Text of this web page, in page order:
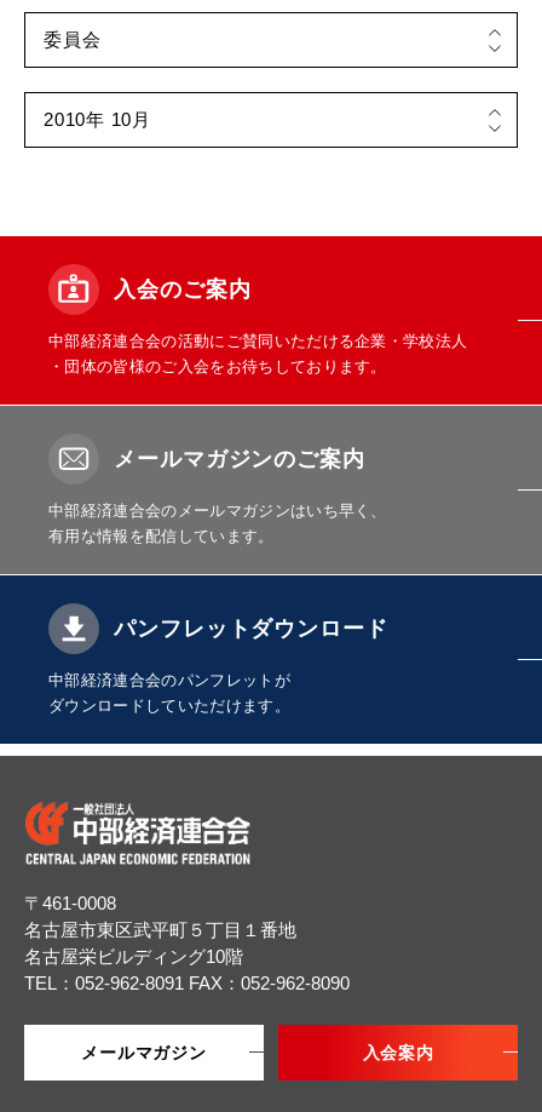
入会のご案内
中部経済連合会の活動にご賛同いただける企業・学校法人
・団体の皆様のご入会をお待ちしております。
メールマガジンのご案内
中部経済連合会のメールマガジンはいち早く、
有用な情報を配信しています。
パンフレットダウンロード
中部経済連合会のパンフレットが
ダウンロードしていただけます。
〒461-0008
名古屋市東区武平町５丁目１番地
名古屋栄ビルディング10階
TEL：052-962-8091 FAX：052-962-8090
メールマガジン 入会案内